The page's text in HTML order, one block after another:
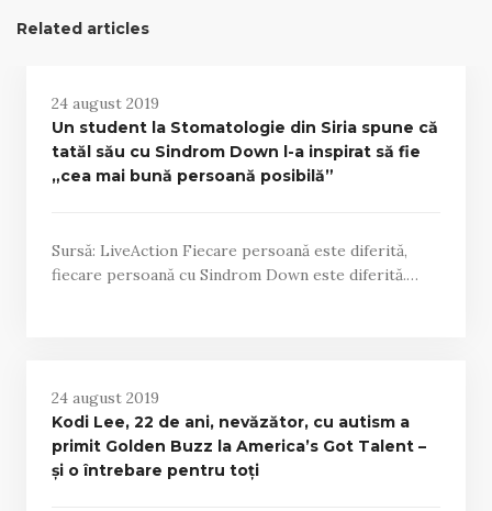
Related articles
24 august 2019
Un student la Stomatologie din Siria spune că
tatăl său cu Sindrom Down l-a inspirat să fie
„cea mai bună persoană posibilă”
Sursă: LiveAction Fiecare persoană este diferită,
fiecare persoană cu Sindrom Down este diferită.…
24 august 2019
Kodi Lee, 22 de ani, nevăzător, cu autism a
primit Golden Buzz la America’s Got Talent –
și o întrebare pentru toți